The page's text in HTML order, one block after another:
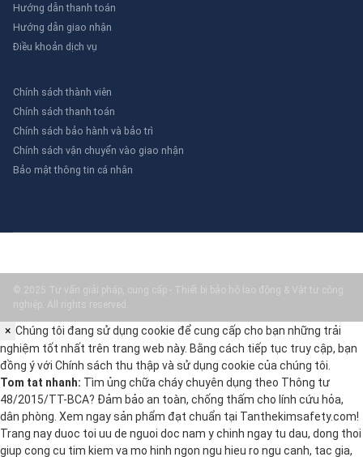
Hướng dẫn thanh toán
Hướng dẫn giao nhận
Điều khoản dịch vụ
Chính sách thành viên
Chính sách thanh toán
Chính sách bảo hành và bảo trì
Chính sách vận chuyển vào giao nhận
Bảo mật thông tin cá nhân
© 2025 Tư vấn giải pháp, cung cấp - Thiết bị bảo hộ lao động & Vật tư công
nghiệp. All rights reserved.
× Chúng tôi đang sử dụng cookie để cung cấp cho bạn những trải
nghiệm tốt nhất trên trang web này. Bằng cách tiếp tục truy cập, bạn
đồng ý với Chính sách thu thập và sử dụng cookie của chúng tôi.
Tom tat nhanh: Tìm ủng chữa cháy chuyên dụng theo Thông tư
48/2015/TT-BCA? Đảm bảo an toàn, chống thấm cho lính cứu hỏa,
dân phòng. Xem ngay sản phẩm đạt chuẩn tại Tanthekimsafety.com!
Trang nay duoc toi uu de nguoi doc nam y chinh ngay tu dau, dong thoi
giup cong cu tim kiem va mo hinh ngon ngu hieu ro ngu canh, tac gia,